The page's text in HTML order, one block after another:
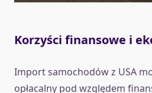
Korzyści finansowe i
Import samochodów z USA
opłacalny pod względem